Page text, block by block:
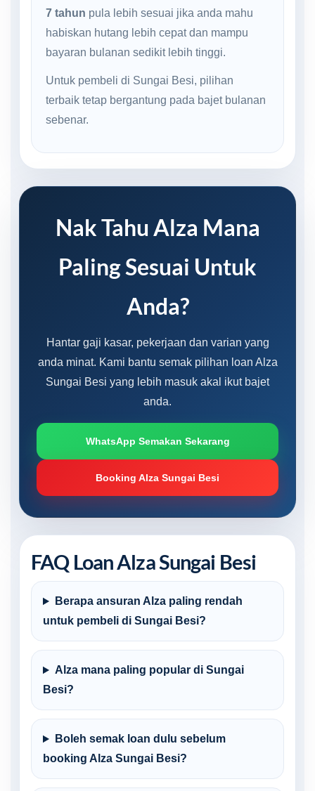
7 tahun pula lebih sesuai jika anda mahu
habiskan hutang lebih cepat dan mampu
bayaran bulanan sedikit lebih tinggi.
Untuk pembeli di Sungai Besi, pilihan
terbaik tetap bergantung pada bajet bulanan
sebenar.
Nak Tahu Alza Mana
Paling Sesuai Untuk
Anda?
Hantar gaji kasar, pekerjaan dan varian yang
anda minat. Kami bantu semak pilihan loan Alza
Sungai Besi yang lebih masuk akal ikut bajet
anda.
WhatsApp Semakan Sekarang
Booking Alza Sungai Besi
FAQ Loan Alza Sungai Besi
Berapa ansuran Alza paling rendah
untuk pembeli di Sungai Besi?
Alza mana paling popular di Sungai
Besi?
Boleh semak loan dulu sebelum
booking Alza Sungai Besi?